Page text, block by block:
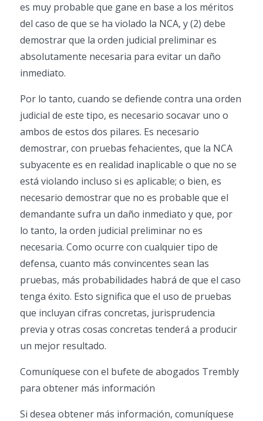
es muy probable que gane en base a los méritos
del caso de que se ha violado la NCA, y (2) debe
demostrar que la orden judicial preliminar es
absolutamente necesaria para evitar un daño
inmediato.
Por lo tanto, cuando se defiende contra una orden
judicial de este tipo, es necesario socavar uno o
ambos de estos dos pilares. Es necesario
demostrar, con pruebas fehacientes, que la NCA
subyacente es en realidad inaplicable o que no se
está violando incluso si es aplicable; o bien, es
necesario demostrar que no es probable que el
demandante sufra un daño inmediato y que, por
lo tanto, la orden judicial preliminar no es
necesaria. Como ocurre con cualquier tipo de
defensa, cuanto más convincentes sean las
pruebas, más probabilidades habrá de que el caso
tenga éxito. Esto significa que el uso de pruebas
que incluyan cifras concretas, jurisprudencia
previa y otras cosas concretas tenderá a producir
un mejor resultado.
Comuníquese con el bufete de abogados Trembly
para obtener más información
Si desea obtener más información, comuníquese